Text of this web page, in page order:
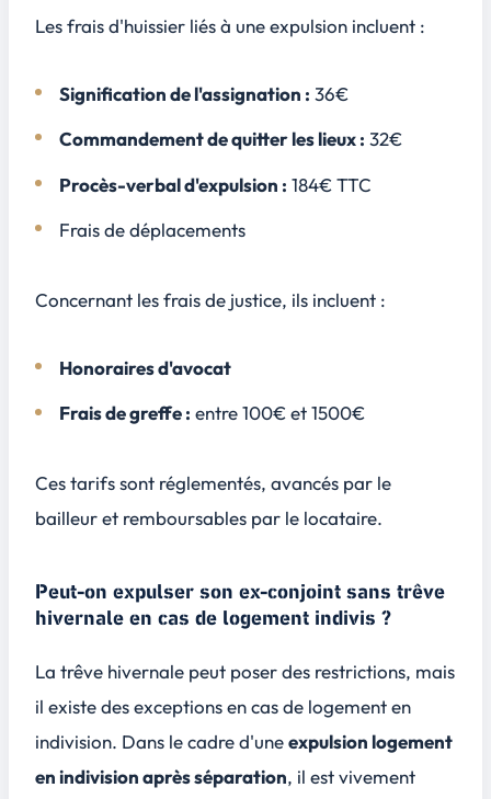
Les frais d'huissier liés à une expulsion incluent :
Signification de l'assignation : 36€
Commandement de quitter les lieux : 32€
Procès-verbal d'expulsion : 184€ TTC
Frais de déplacements
Concernant les frais de justice, ils incluent :
Honoraires d'avocat
Frais de greffe : entre 100€ et 1500€
Ces tarifs sont réglementés, avancés par le
bailleur et remboursables par le locataire.
Peut-on expulser son ex-conjoint sans trêve
hivernale en cas de logement indivis ?
La trêve hivernale peut poser des restrictions, mais
il existe des exceptions en cas de logement en
indivision. Dans le cadre d'uneexpulsion logement
en indivision après séparation, il est vivement